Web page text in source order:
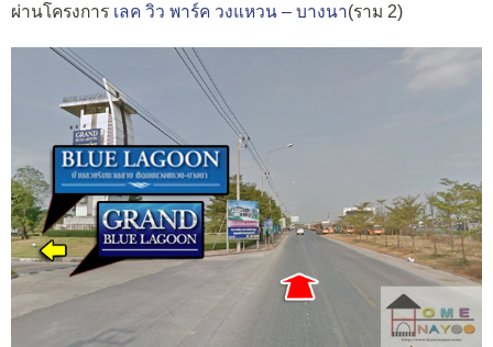
ผ่านโครงการ เลค วิว พาร์ค วงแหวน – บางนา(ราม 2)